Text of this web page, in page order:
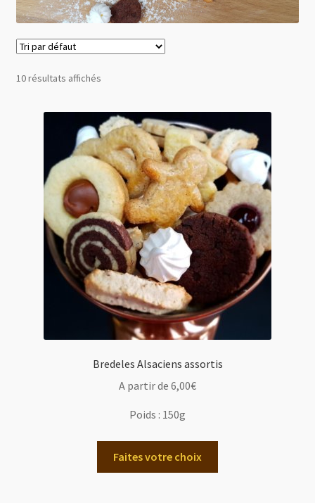
Pâques
Evénements
10 résultats affichés
Bredeles Alsaciens assortis
A partir de 6,00€
Poids : 150g
Faites votre choix